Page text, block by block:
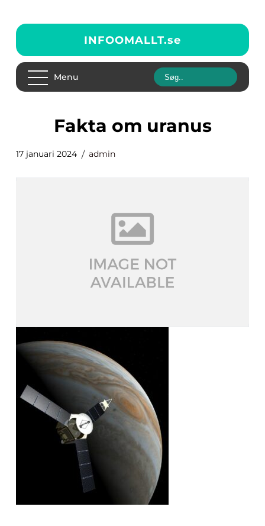
INFOOMALLT.se
Menu
fakta om uranus
17 januari 2024 admin